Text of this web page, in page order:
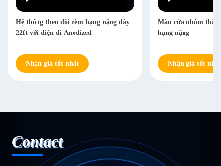
Hệ thống theo dõi rèm hạng nặng dày
22ft với điện di Anodized
Nhận giá tốt nhất
Màn cửa nhôm
hạng nặng
Nhận giá tốt nhất
Contact